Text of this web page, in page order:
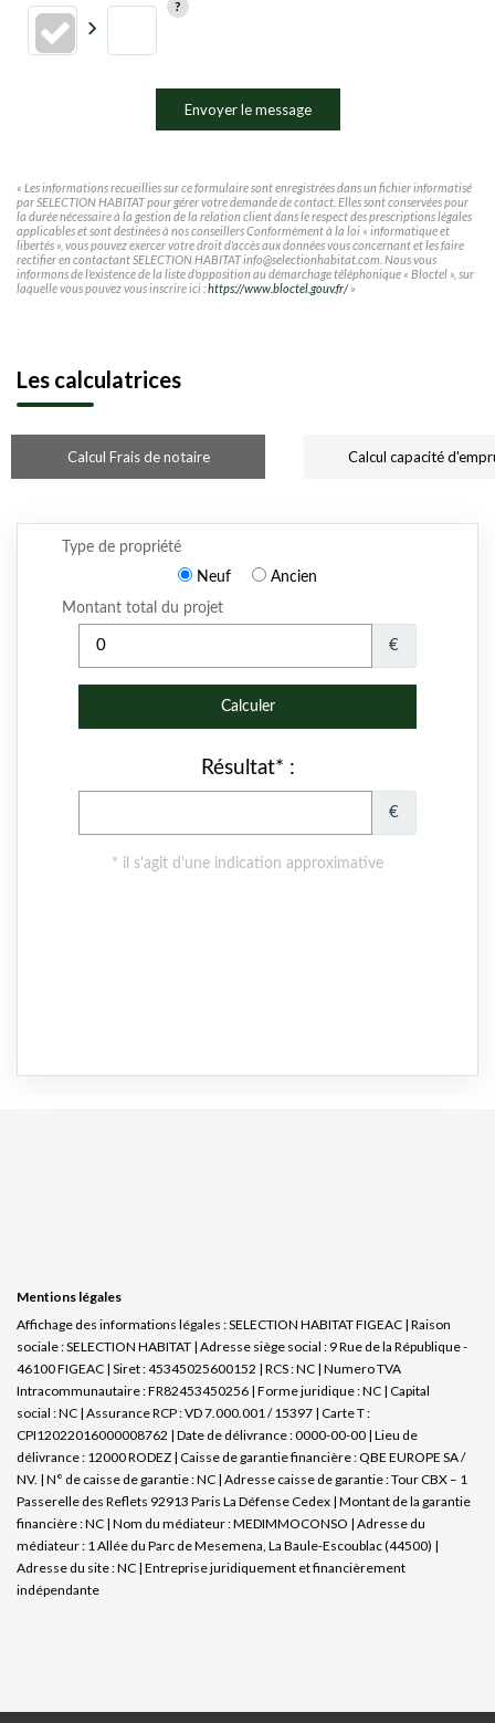
Envoyer le message
« Les informations recueillies sur ce formulaire sont enregistrées dans un fichier informatisé
par SELECTION HABITAT pour gérer votre demande de contact. Elles sont conservées pour
la durée nécessaire à la gestion de la relation client dans le respect des prescriptions légales
applicables et sont destinées à nos conseillers Conformément à la loi « informatique et
libertés », vous pouvez exercer votre droit d'accès aux données vous concernant et les faire
rectifier en contactant SELECTION HABITAT info@selectionhabitat.com. Nous vous
informons de l'existence de la liste d'opposition au démarchage téléphonique « Bloctel », sur
laquelle vous pouvez vous inscrire ici :https://www.bloctel.gouv.fr/»
Les calculatrices
Calcul Frais de notaire Calcul capacité
Mentions légales
Affichage des informations légales : SELECTION HABITAT FIGEAC | Raison
sociale : SELECTION HABITAT | Adresse siège social : 9 Rue de la République -
46100 FIGEAC | Siret : 45345025600152 | RCS : NC | Numero TVA
Intracommunautaire : FR82453450256 | Forme juridique : NC | Capital
social : NC | Assurance RCP : VD 7.000.001 / 15397 | Carte T :
CPI12022016000008762 | Date de délivrance : 0000-00-00 | Lieu de
délivrance : 12000 RODEZ | Caisse de garantie financière : QBE EUROPE SA /
NV. | N° de caisse de garantie : NC | Adresse caisse de garantie : Tour CBX – 1
Passerelle des Reflets 92913 Paris La Défense Cedex | Montant de la garantie
financière : NC | Nom du médiateur : MEDIMMOCONSO | Adresse du
médiateur : 1 Allée du Parc de Mesemena, La Baule-Escoublac (44500) |
Adresse du site : NC | Entreprise juridiquement et financièrement
indépendante